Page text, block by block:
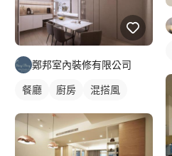
客廳燈光設計
鄭邦室內裝修有限公司
餐廳 廚房 混搭風